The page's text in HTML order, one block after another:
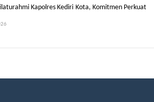
Kapolres Kediri Kota, Komitmen Perkuat